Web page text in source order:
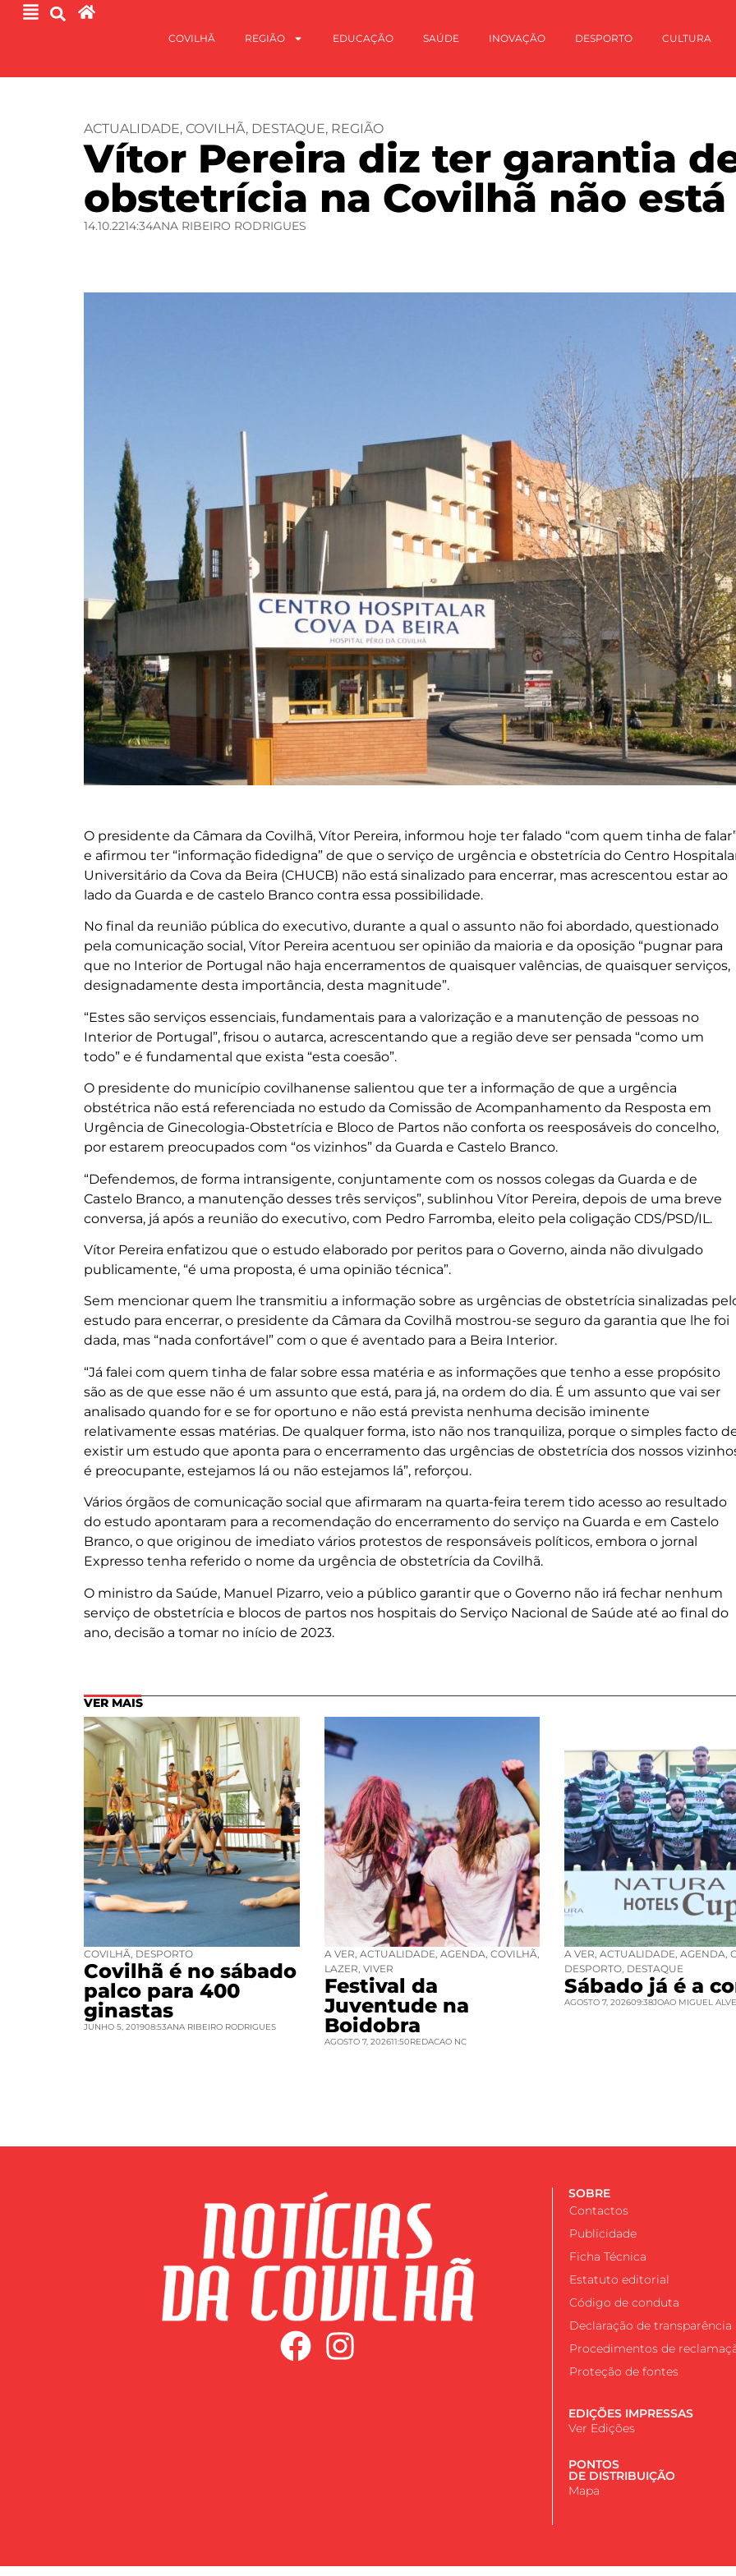
COVILHÃ REGIÃO EDUCAÇÃO SAÚDE INOVAÇÃO DESPORTO CULTURA
ACTUALIDADE, COVILHÃ, DESTAQUE, REGIÃO
Vítor Pereira diz ter garantia
obstetrícia na Covilhã não
14.10.2214:34ANA RIBEIRO RODRIGUES
O presidente da Câmara da Covilhã, Vítor Pereira, informou hoje ter falado “com quem tinha de
e afirmou ter “informação fidedigna” de que o serviço de urgência e obstetrícia do Centro
Universitário da Cova da Beira (CHUCB) não está sinalizado para encerrar, mas acrescentou estar ao
lado da Guarda e de castelo Branco contra essa possibilidade.
No final da reunião pública do executivo, durante a qual o assunto não foi abordado, questionado
pela comunicação social, Vítor Pereira acentuou ser opinião da maioria e da oposição “pugnar para
que no Interior de Portugal não haja encerramentos de quaisquer valências, de quaisquer serviços,
designadamente desta importância, desta magnitude”.
“Estes são serviços essenciais, fundamentais para a valorização e a manutenção de pessoas no
Interior de Portugal”, frisou o autarca, acrescentando que a região deve ser pensada “como um
todo” e é fundamental que exista “esta coesão”.
O presidente do município covilhanense salientou que ter a informação de que a urgência
obstétrica não está referenciada no estudo da Comissão de Acompanhamento da Resposta em
Urgência de Ginecologia-Obstetrícia e Bloco de Partos não conforta os reesposáveis do concelho,
por estarem preocupados com “os vizinhos” da Guarda e Castelo Branco.
“Defendemos, de forma intransigente, conjuntamente com os nossos colegas da Guarda e de
Castelo Branco, a manutenção desses três serviços”, sublinhou Vítor Pereira, depois de uma breve
conversa, já após a reunião do executivo, com Pedro Farromba, eleito pela coligação CDS/PSD/IL.
Vítor Pereira enfatizou que o estudo elaborado por peritos para o Governo, ainda não divulgado
publicamente, “é uma proposta, é uma opinião técnica”.
Sem mencionar quem lhe transmitiu a informação sobre as urgências de obstetrícia sinalizadas
estudo para encerrar, o presidente da Câmara da Covilhã mostrou-se seguro da garantia que lhe foi
dada, mas “nada confortável” com o que é aventado para a Beira Interior.
“Já falei com quem tinha de falar sobre essa matéria e as informações que tenho a esse propósito
são as de que esse não é um assunto que está, para já, na ordem do dia. É um assunto que vai ser
analisado quando for e se for oportuno e não está prevista nenhuma decisão iminente
relativamente essas matérias. De qualquer forma, isto não nos tranquiliza, porque o simples facto
existir um estudo que aponta para o encerramento das urgências de obstetrícia dos nossos
é preocupante, estejamos lá ou não estejamos lá”, reforçou.
Vários órgãos de comunicação social que afirmaram na quarta-feira terem tido acesso ao resultado
do estudo apontaram para a recomendação do encerramento do serviço na Guarda e em Castelo
Branco, o que originou de imediato vários protestos de responsáveis políticos, embora o jornal
Expresso tenha referido o nome da urgência de obstetrícia da Covilhã.
O ministro da Saúde, Manuel Pizarro, veio a público garantir que o Governo não irá fechar nenhum
serviço de obstetrícia e blocos de partos nos hospitais do Serviço Nacional de Saúde até ao final do
ano, decisão a tomar no início de 2023.
VER MAIS
COVILHÃ DESPORTO
Covilhã é no sábado
palco para 400
ginastas
JUNHO 5, 201908:53ANA RIBEIRO RODRIGUES
A VER ACTUALIDADE AGENDA COVILHÃ
LAZER VIVER
Festival da
Juventude na
Boidobra
AGOSTO 7, 202611:50REDACAO NC
A VER ACTUALIDADE AGENDA
DESPORTO DESTAQUE
Sábado já é a
AGOSTO 7, 202609:38JOAO MIGUEL
SOBRE
Contactos
Publicidade
Ficha Técnica
Estatuto editorial
Código de conduta
Declaração de transparência
Procedimentos de
Proteção de fontes
EDIÇÕES IMPRESSAS
Ver Edições
PONTOS
DE DISTRIBUIÇÃO
Mapa